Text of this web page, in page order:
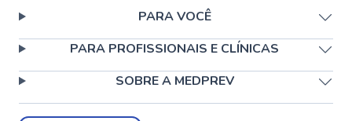
PARA VOCÊ
PARA PROFISSIONAIS E CLÍNICAS
SOBRE A MEDPREV